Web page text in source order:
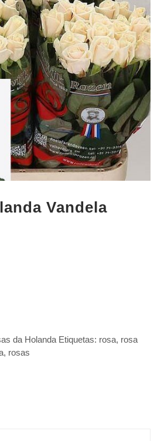
Vandela
da Holanda Etiquetas: rosa, rosa
, rosas